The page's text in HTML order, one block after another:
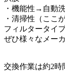
・機能性→自動
・清掃性（ここ
フィルタータイ
ぜひ様々なメー
交換作業は約2時